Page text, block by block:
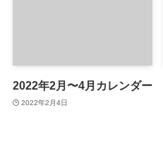
2022年2月〜4月カレンダー
2022年2月4日